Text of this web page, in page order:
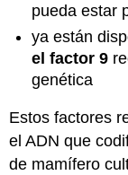
pueda estar
ya están
el factor 9
genética
Estos factores
el ADN que
de mamífero